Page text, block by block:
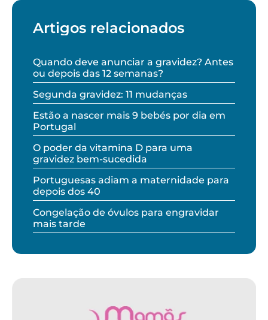
Artigos relacionados
Quando deve anunciar a gravidez? Antes
ou depois das 12 semanas?
Segunda gravidez: 11 mudanças
Estão a nascer mais 9 bebés por dia em
Portugal
O poder da vitamina D para uma
gravidez bem-sucedida
Portuguesas adiam a maternidade para
depois dos 40
Congelação de óvulos para engravidar
mais tarde